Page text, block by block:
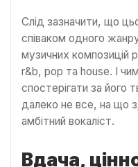
Слід зазначити, що
співаком одного
музичних композицій
r&b, pop та house. І
спостерігати за його
далеко не все, на що
амбітний вокаліст.
Вдача,